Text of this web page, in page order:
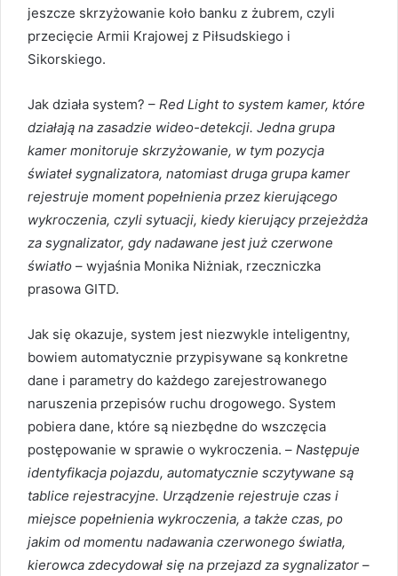
jeszcze skrzyżowanie koło banku z żubrem, czyli
przecięcie Armii Krajowej z Piłsudskiego i
Sikorskiego.
Jak działa system? – Red Light to system kamer, które
działają na zasadzie wideo-detekcji. Jedna grupa
kamer monitoruje skrzyżowanie, w tym pozycja
świateł sygnalizatora, natomiast druga grupa kamer
rejestruje moment popełnienia przez kierującego
wykroczenia, czyli sytuacji, kiedy kierujący przejeżdża
za sygnalizator, gdy nadawane jest już czerwone
światło – wyjaśnia Monika Niżniak, rzeczniczka
prasowa GITD.
Jak się okazuje, system jest niezwykle inteligentny,
bowiem automatycznie przypisywane są konkretne
dane i parametry do każdego zarejestrowanego
naruszenia przepisów ruchu drogowego. System
pobiera dane, które są niezbędne do wszczęcia
postępowanie w sprawie o wykroczenia. – Następuje
identyfikacja pojazdu, automatycznie sczytywane są
tablice rejestracyjne. Urządzenie rejestruje czas i
miejsce popełnienia wykroczenia, a także czas, po
jakim od momentu nadawania czerwonego światła,
kierowca zdecydował się na przejazd za sygnalizator –